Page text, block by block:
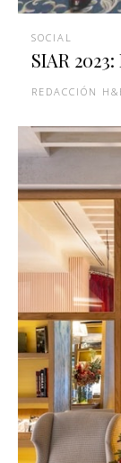
SOCIAL
SIAR
REDACCIÓN